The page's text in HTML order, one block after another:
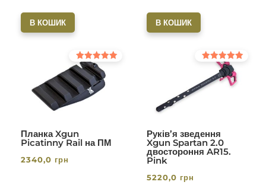
В КОШИК В КОШИК
Планка Xgun
Picatinny Rail на ПМ
Оцінено в
5.00
з 5
2340,0 грн
Руків’я зведення
Xgun Spartan 2.0
двостороння AR15.
Pink
Оцінено в
з 5
5220,0 грн